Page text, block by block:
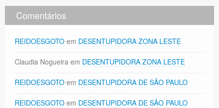
Comentários
REIDOESGOTO em DESENTUPIDORA ZONA LESTE
Claudia Nogueira em DESENTUPIDORA ZONA LESTE
REIDOESGOTO em DESENTUPIDORA DE SÃO PAULO
REIDOESGOTO em DESENTUPIDORA DE SÃO PAULO